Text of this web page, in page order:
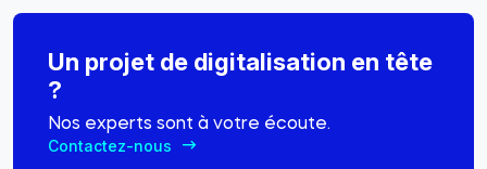
Un projet de digitalisation en tête
?
Nos experts sont à votre écoute.
Contactez-nous